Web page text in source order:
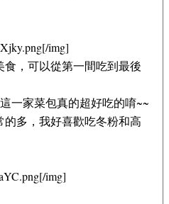
img]
，可以從第一間吃到最後
一家菜包真的超好吃的唷~~
多，我好喜歡吃冬粉和高
img]